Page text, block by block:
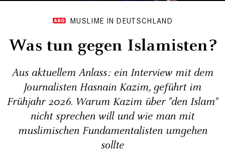
MUSLIME IN DEUTSCHLAND
Was tun gegen Islamisten?
Aus aktuellem Anlass: ein Interview mit dem
Journalisten Hasnain Kazim, geführt im
Frühjahr 2026. Warum Kazim über "den Islam"
nicht sprechen will und wie man mit
muslimischen Fundamentalisten umgehen
sollte